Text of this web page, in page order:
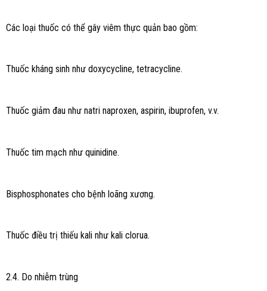
Các loại thuốc có thể gây viêm thực quản bao gồm:
Thuốc kháng sinh như doxycycline, tetracycline.
Thuốc giảm đau như natri naproxen, aspirin, ibuprofen, v.v.
Thuốc tim mạch như quinidine.
Bisphosphonates cho bệnh loãng xương.
Thuốc điều trị thiếu kali như kali clorua.
2.4. Do nhiễm trùng